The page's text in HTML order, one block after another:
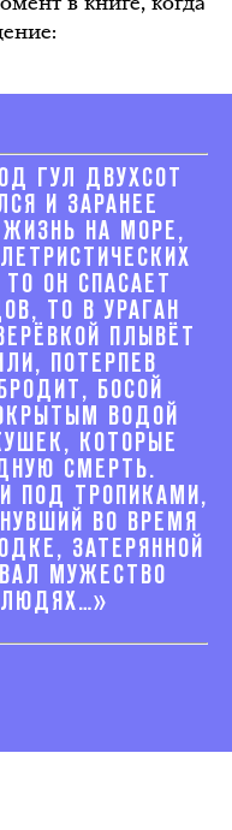
ГУЛ ДВУХСОТ
И ЗАРАНЕЕ
НА МОРЕ,
ОН СПАСАЕТ
ТО В УРАГАН
ПЛЫВЁТ
ПОТЕРПЕВ
БОСОЙ
ВОДОЙ
КОТОРЫЕ
СМЕРТЬ.
ПОД ТРОПИКАМИ,
ВО ВРЕМЯ
ЗАТЕРЯННОЙ
МУЖЕСТВО
ЛЮДЯХ…»